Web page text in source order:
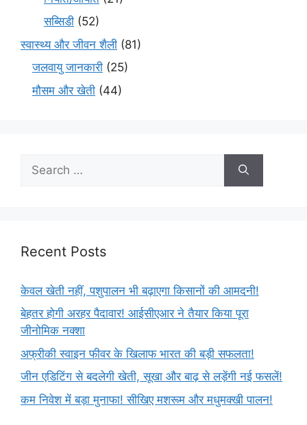
सब्सिडी (52)
स्वास्थ्य और जीवन शैली (81)
जलवायु जानकारी (25)
मौसम और खेती (44)
Recent Posts
केवल खेती नहीं, पशुपालन भी बढ़ाएगा किसानों की आमदनी!
बेहतर होगी अरहर पैदावार! आईसीएआर ने तैयार किया पूरा
जीनोमिक नक्शा
अफ्रीकी स्वाइन फीवर के खिलाफ भारत की बड़ी सफलता!
जीन एडिटिंग से बदलेगी खेती, सूखा और बाढ़ से लड़ेंगी नई फसलें!
कम निवेश में बड़ा मुनाफा! सीखिए मशरूम और मधुमक्खी पालन!